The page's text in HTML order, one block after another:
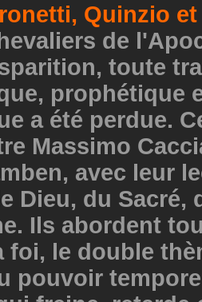
Quinzio
de
toute
prophétique
a été perdue.
Massimo
avec leur
Dieu, du Sacré,
Ils abordent
foi, le double
pouvoir